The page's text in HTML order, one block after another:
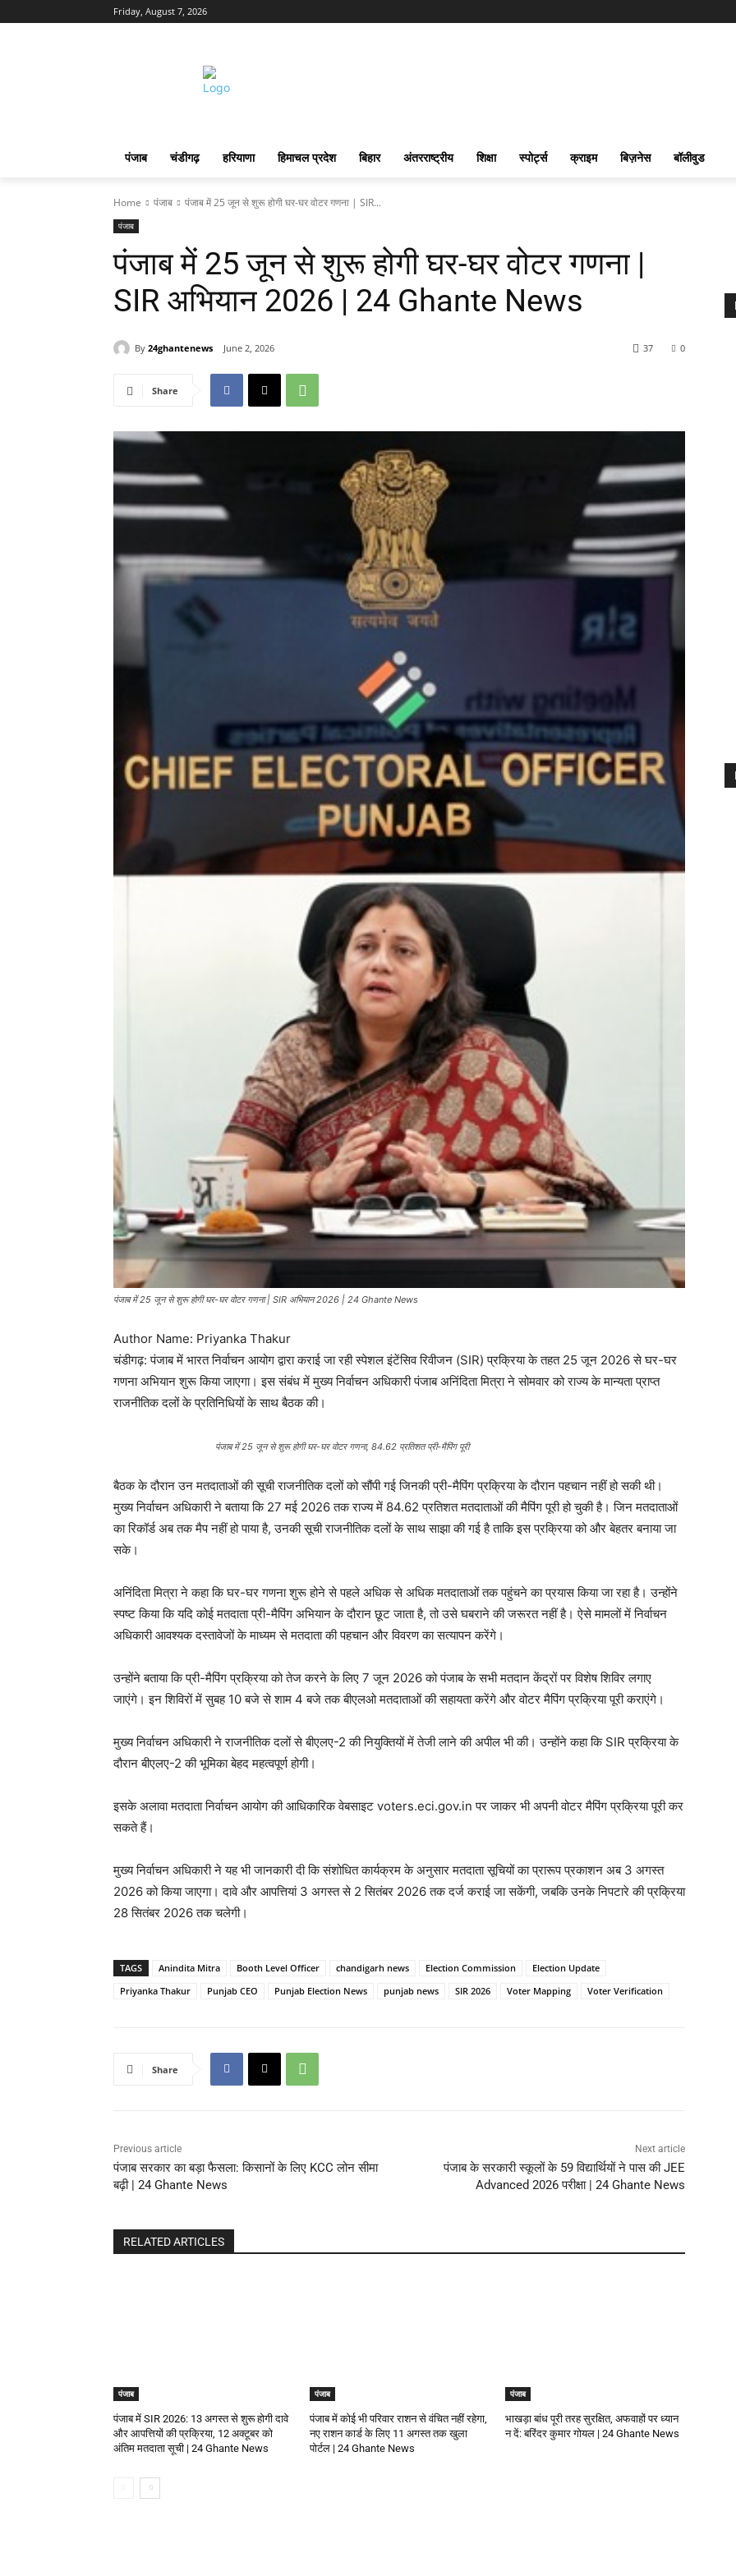
Friday, August 7, 2026
पंजाब चंडीगढ़ हरियाणा हिमाचल प्रदेश बिहार अंतरराष्ट्रीय शिक्षा स्पोर्ट्स क्राइम बिज़नेस बॉलीवुड
Home पंजाब पंजाब में 25 जून से शुरू होगी घर-घर वोटर गणना | SIR...
पंजाब
पंजाब में 25 जून से शुरू होगी घर-घर वोटर गणना |
SIR अभियान 2026 | 24 Ghante News
By 24ghantenews June 2, 2026 0
37
Share
पंजाब में 25 जून से शुरू होगी घर-घर वोटर गणना | SIR अभियान 2026 | 24 Ghante News
Author Name: Priyanka Thakur
चंडीगढ़: पंजाब में भारत निर्वाचन आयोग द्वारा कराई जा रही स्पेशल इंटेंसिव रिवीजन (SIR) प्रक्रिया के तहत 25 जून 2026 से घर-घर
गणना अभियान शुरू किया जाएगा। इस संबंध में मुख्य निर्वाचन अधिकारी पंजाब अनिंदिता मित्रा ने सोमवार को राज्य के मान्यता प्राप्त
राजनीतिक दलों के प्रतिनिधियों के साथ बैठक की।
पंजाब में 25 जून से शुरू होगी घर-घर वोटर गणना, 84.62 प्रतिशत प्री-मैपिंग पूरी
बैठक के दौरान उन मतदाताओं की सूची राजनीतिक दलों को सौंपी गई जिनकी प्री-मैपिंग प्रक्रिया के दौरान पहचान नहीं हो सकी थी।
मुख्य निर्वाचन अधिकारी ने बताया कि 27 मई 2026 तक राज्य में 84.62 प्रतिशत मतदाताओं की मैपिंग पूरी हो चुकी है। जिन मतदाताओं
का रिकॉर्ड अब तक मैप नहीं हो पाया है, उनकी सूची राजनीतिक दलों के साथ साझा की गई है ताकि इस प्रक्रिया को और बेहतर बनाया जा
सके।
अनिंदिता मित्रा ने कहा कि घर-घर गणना शुरू होने से पहले अधिक से अधिक मतदाताओं तक पहुंचने का प्रयास किया जा रहा है। उन्होंने
स्पष्ट किया कि यदि कोई मतदाता प्री-मैपिंग अभियान के दौरान छूट जाता है, तो उसे घबराने की जरूरत नहीं है। ऐसे मामलों में निर्वाचन
अधिकारी आवश्यक दस्तावेजों के माध्यम से मतदाता की पहचान और विवरण का सत्यापन करेंगे।
उन्होंने बताया कि प्री-मैपिंग प्रक्रिया को तेज करने के लिए 7 जून 2026 को पंजाब के सभी मतदान केंद्रों पर विशेष शिविर लगाए
जाएंगे। इन शिविरों में सुबह 10 बजे से शाम 4 बजे तक बीएलओ मतदाताओं की सहायता करेंगे और वोटर मैपिंग प्रक्रिया पूरी कराएंगे।
मुख्य निर्वाचन अधिकारी ने राजनीतिक दलों से बीएलए-2 की नियुक्तियों में तेजी लाने की अपील भी की। उन्होंने कहा कि SIR प्रक्रिया के
दौरान बीएलए-2 की भूमिका बेहद महत्वपूर्ण होगी।
इसके अलावा मतदाता निर्वाचन आयोग की आधिकारिक वेबसाइट voters.eci.gov.in पर जाकर भी अपनी वोटर मैपिंग प्रक्रिया पूरी कर
सकते हैं।
मुख्य निर्वाचन अधिकारी ने यह भी जानकारी दी कि संशोधित कार्यक्रम के अनुसार मतदाता सूचियों का प्रारूप प्रकाशन अब 3 अगस्त
2026 को किया जाएगा। दावे और आपत्तियां 3 अगस्त से 2 सितंबर 2026 तक दर्ज कराई जा सकेंगी, जबकि उनके निपटारे की प्रक्रिया
28 सितंबर 2026 तक चलेगी।
TAGS Anindita Mitra Booth Level Officer chandigarh news Election Commission
Election Update
Priyanka Thakur
Punjab CEO Punjab Election News punjab news SIR 2026 Voter Mapping Voter Verification
Share
Previous article
पंजाब सरकार का बड़ा फैसला: किसानों के लिए KCC लोन सीमा
बढ़ी | 24 Ghante News
Next article
पंजाब के सरकारी स्कूलों के 59 विद्यार्थियों ने पास की JEE
Advanced 2026 परीक्षा | 24 Ghante News
RELATED ARTICLES
पंजाब
पंजाब में SIR 2026: 13 अगस्त से शुरू होगी दावे
और आपत्तियों की प्रक्रिया, 12 अक्टूबर को
अंतिम मतदाता सूची | 24 Ghante News
पंजाब
पंजाब में कोई भी परिवार राशन से वंचित नहीं रहेगा,
नए राशन कार्ड के लिए 11 अगस्त तक खुला
पोर्टल | 24 Ghante News
पंजाब
भाखड़ा बांध पूरी तरह सुरक्षित, अफवाहों पर ध्यान
न दें: बरिंदर कुमार गोयल | 24 Ghante News